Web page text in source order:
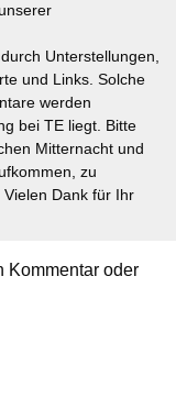
Unterstellungen,
und Links. Solche
werden
bei TE liegt. Bitte
Mitternacht und
zu
Dank für Ihr
Kommentar oder